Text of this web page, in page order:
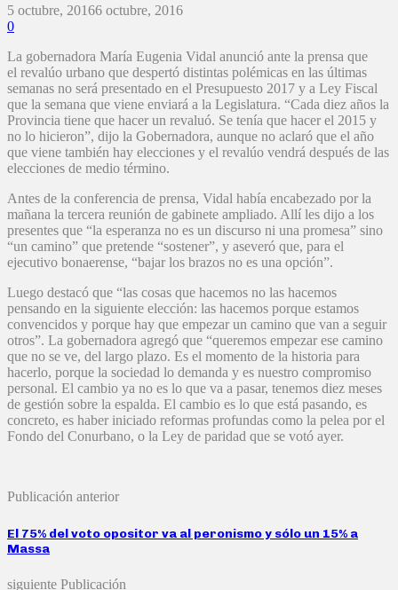
5 octubre, 20166 octubre, 2016
0
La gobernadora María Eugenia Vidal anunció ante la prensa que
el revalúo urbano que despertó distintas polémicas en las últimas
semanas no será presentado en el Presupuesto 2017 y a Ley Fiscal
que la semana que viene enviará a la Legislatura. “Cada diez años la
Provincia tiene que hacer un revaluó. Se tenía que hacer el 2015 y
no lo hicieron”, dijo la Gobernadora, aunque no aclaró que el año
que viene también hay elecciones y el revalúo vendrá después de las
elecciones de medio término.
Antes de la conferencia de prensa, Vidal había encabezado por la
mañana la tercera reunión de gabinete ampliado. Allí les dijo a los
presentes que “la esperanza no es un discurso ni una promesa” sino
“un camino” que pretende “sostener”, y aseveró que, para el
ejecutivo bonaerense, “bajar los brazos no es una opción”.
Luego destacó que “las cosas que hacemos no las hacemos
pensando en la siguiente elección: las hacemos porque estamos
convencidos y porque hay que empezar un camino que van a seguir
otros”. La gobernadora agregó que “queremos empezar ese camino
que no se ve, del largo plazo. Es el momento de la historia para
hacerlo, porque la sociedad lo demanda y es nuestro compromiso
personal. El cambio ya no es lo que va a pasar, tenemos diez meses
de gestión sobre la espalda. El cambio es lo que está pasando, es
concreto, es haber iniciado reformas profundas como la pelea por el
Fondo del Conurbano, o la Ley de paridad que se votó ayer.
Publicación anterior
El 75% del voto opositor va al peronismo y sólo un 15% a
Massa
siguiente Publicación